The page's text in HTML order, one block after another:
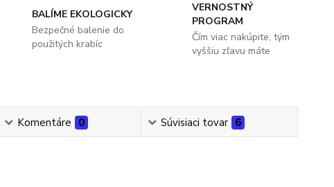
BALÍME EKOLOGICKY
Bezpečné balenie do
použitých krabíc
VERNOSTNÝ
PROGRAM
Čím viac nakúpite, tým
vyššiu zľavu máte
Komentáre 0 Súvisiaci tovar 6